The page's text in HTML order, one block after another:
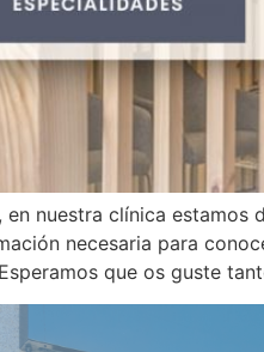
nuestra clínica
necesaria para
que os guste